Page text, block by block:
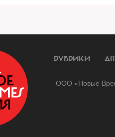
РУБРИКИ
ООО «Новые